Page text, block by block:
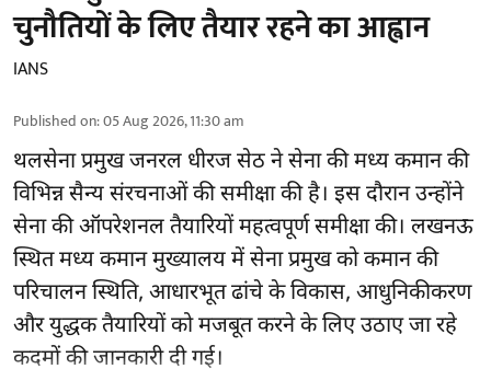
चुनौतियों के लिए तैयार रहने का आह्वान
IANS
Published on:05 Aug 2026, 11:30 am
थलसेना प्रमुख जनरल धीरज सेठ ने सेना की मध्य कमान की
विभिन्न सैन्य संरचनाओं की समीक्षा की है। इस दौरान उन्होंने
सेना की ऑपरेशनल तैयारियों महत्वपूर्ण समीक्षा की। लखनऊ
स्थित मध्य कमान मुख्यालय में सेना प्रमुख को कमान की
परिचालन स्थिति, आधारभूत ढांचे के विकास, आधुनिकीकरण
और युद्धक तैयारियों को मजबूत करने के लिए उठाए जा रहे
कदमों की जानकारी दी गई।